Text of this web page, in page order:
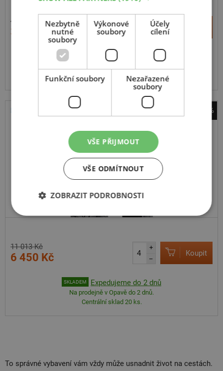
4 116 Kč
3 965 Kč
+
–
SKLADEM Expedujeme do 5 dnů
Centrální sklad 12 ks.
-41%
Duravis Van Winter
109H
C,Enliten
11 013 Kč
6 450 Kč
+
–
Koupit
SKLADEM Expedujeme do 2 dnů
Na prodejně v Opavě do 2 dnů.
Centrální sklad 20 ks.
To správné vybavení vám vždy může usnadnit život na cestách.
Nezbytně
nutné
soubory
Výkonové
soubory
Účely
cílení
Funkční soubory
Nezařazené
soubory
VŠE PŘIJMOUT
VŠE ODMÍTNOUT
ZOBRAZIT PODROBNOSTI